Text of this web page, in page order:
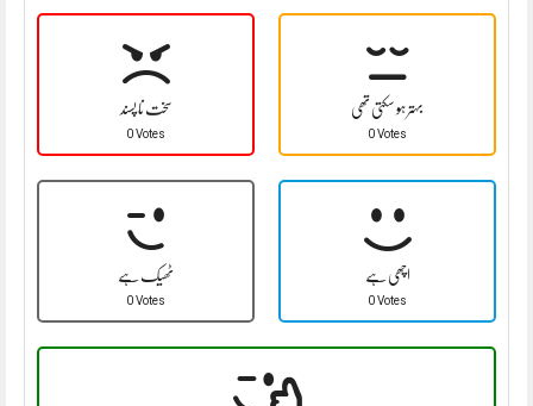
سخت نا پسند
0 Votes
بہتر ہو سکتی تھی
0 Votes
ٹھیک ہے
0 Votes
اچھی ہے
0 Votes